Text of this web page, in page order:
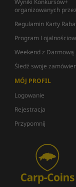
Wyniki Konkursów+
organizowanych
Regulamin Karty
Program
Weekend z Darmową
Śledź swoje
MÓJ PROFIL
Logowanie
Rejestracja
Przypomnij